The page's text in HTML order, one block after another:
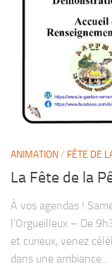
ANIMATION/ FÊTE DE
La Fête de la
À vos agendas !
l’Orgueilleux – De
et curieux, venez
dans une ambiance...